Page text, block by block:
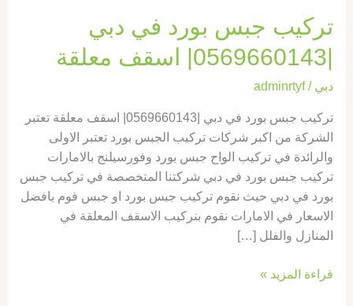
تركيب جبس بورد في دبي
|0569660143| اسقف معلقة
دبي /
adminrtyf
تركيب جبس بورد في دبي |0569660143| اسقف معلقة تعتبر
الشركة من اكبر شركات تركيب الجبس بورد تعتبر الاولى
والرائدة في تركيب الواح جبس بورد وفورسيلنج بالامارات
تركيب جبس بورد في دبي شركتنا المتخصصة في تركيب جبس
بورد في دبي حيث نقوم تركيب جبس بورد او جبس فوم بافضل
الاسعار في الامارات نقوم بنركيب الاسقف المعلقة في
المنازل والفلل […]
قراءة المزيد »